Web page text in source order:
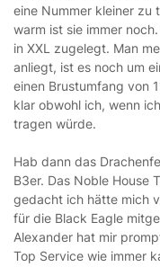
eine Nummer kleiner zu
warm ist sie immer
in XXL zugelegt. Man
anliegt, ist es noch um
einen Brustumfang von
klar obwohl ich, wenn
tragen würde.
Hab dann das
B3er. Das Noble House
gedacht ich hätte mich
für die Black Eagle
Alexander hat mir
Top Service wie immer